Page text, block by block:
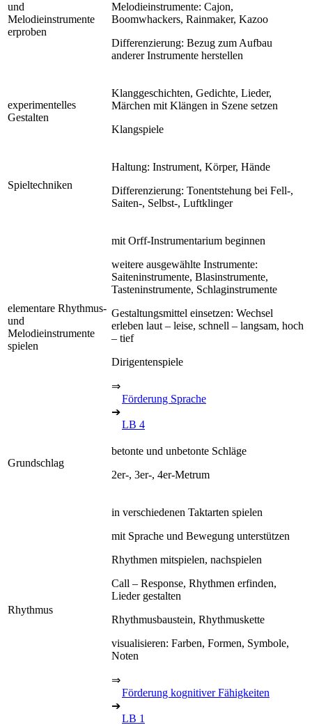
und
Melodieinstrumente
erproben
Melodieinstrumente: Cajon,
Boomwhackers, Rainmaker, Kazoo
Differenzierung: Bezug zum Aufbau
anderer Instrumente herstellen
experimentelles
Gestalten
Klanggeschichten, Gedichte, Lieder,
Märchen mit Klängen in Szene setzen
Klangspiele
Spieltechniken
Haltung: Instrument, Körper, Hände
Differenzierung: Tonentstehung bei Fell-,
Saiten-, Selbst-, Luftklinger
elementare Rhythmus-
und
Melodieinstrumente
spielen
mit Orff-Instrumentarium beginnen
weitere ausgewählte Instrumente:
Saiteninstrumente, Blasinstrumente,
Tasteninstrumente, Schlaginstrumente
Gestaltungsmittel einsetzen: Wechsel
erleben laut – leise, schnell – langsam, hoch
– tief
Dirigentenspiele
⇒
Förderung Sprache
➔
LB 4
Grundschlag
betonte und unbetonte Schläge
2er-, 3er-, 4er-Metrum
Rhythmus
in verschiedenen Taktarten spielen
mit Sprache und Bewegung unterstützen
Rhythmen mitspielen, nachspielen
Call – Response, Rhythmen erfinden,
Lieder gestalten
Rhythmusbaustein, Rhythmuskette
visualisieren: Farben, Formen, Symbole,
Noten
⇒
Förderung kognitiver Fähigkeiten
➔
LB 1